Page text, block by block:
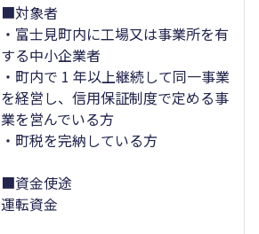
■対象者
・富士見町内に工場又は事業所を有
する中小企業者
・町内で 1 年以上継続して同一事業
を経営し、信用保証制度で定める事
業を営んでいる方
・町税を完納している方
■資金使途
運転資金